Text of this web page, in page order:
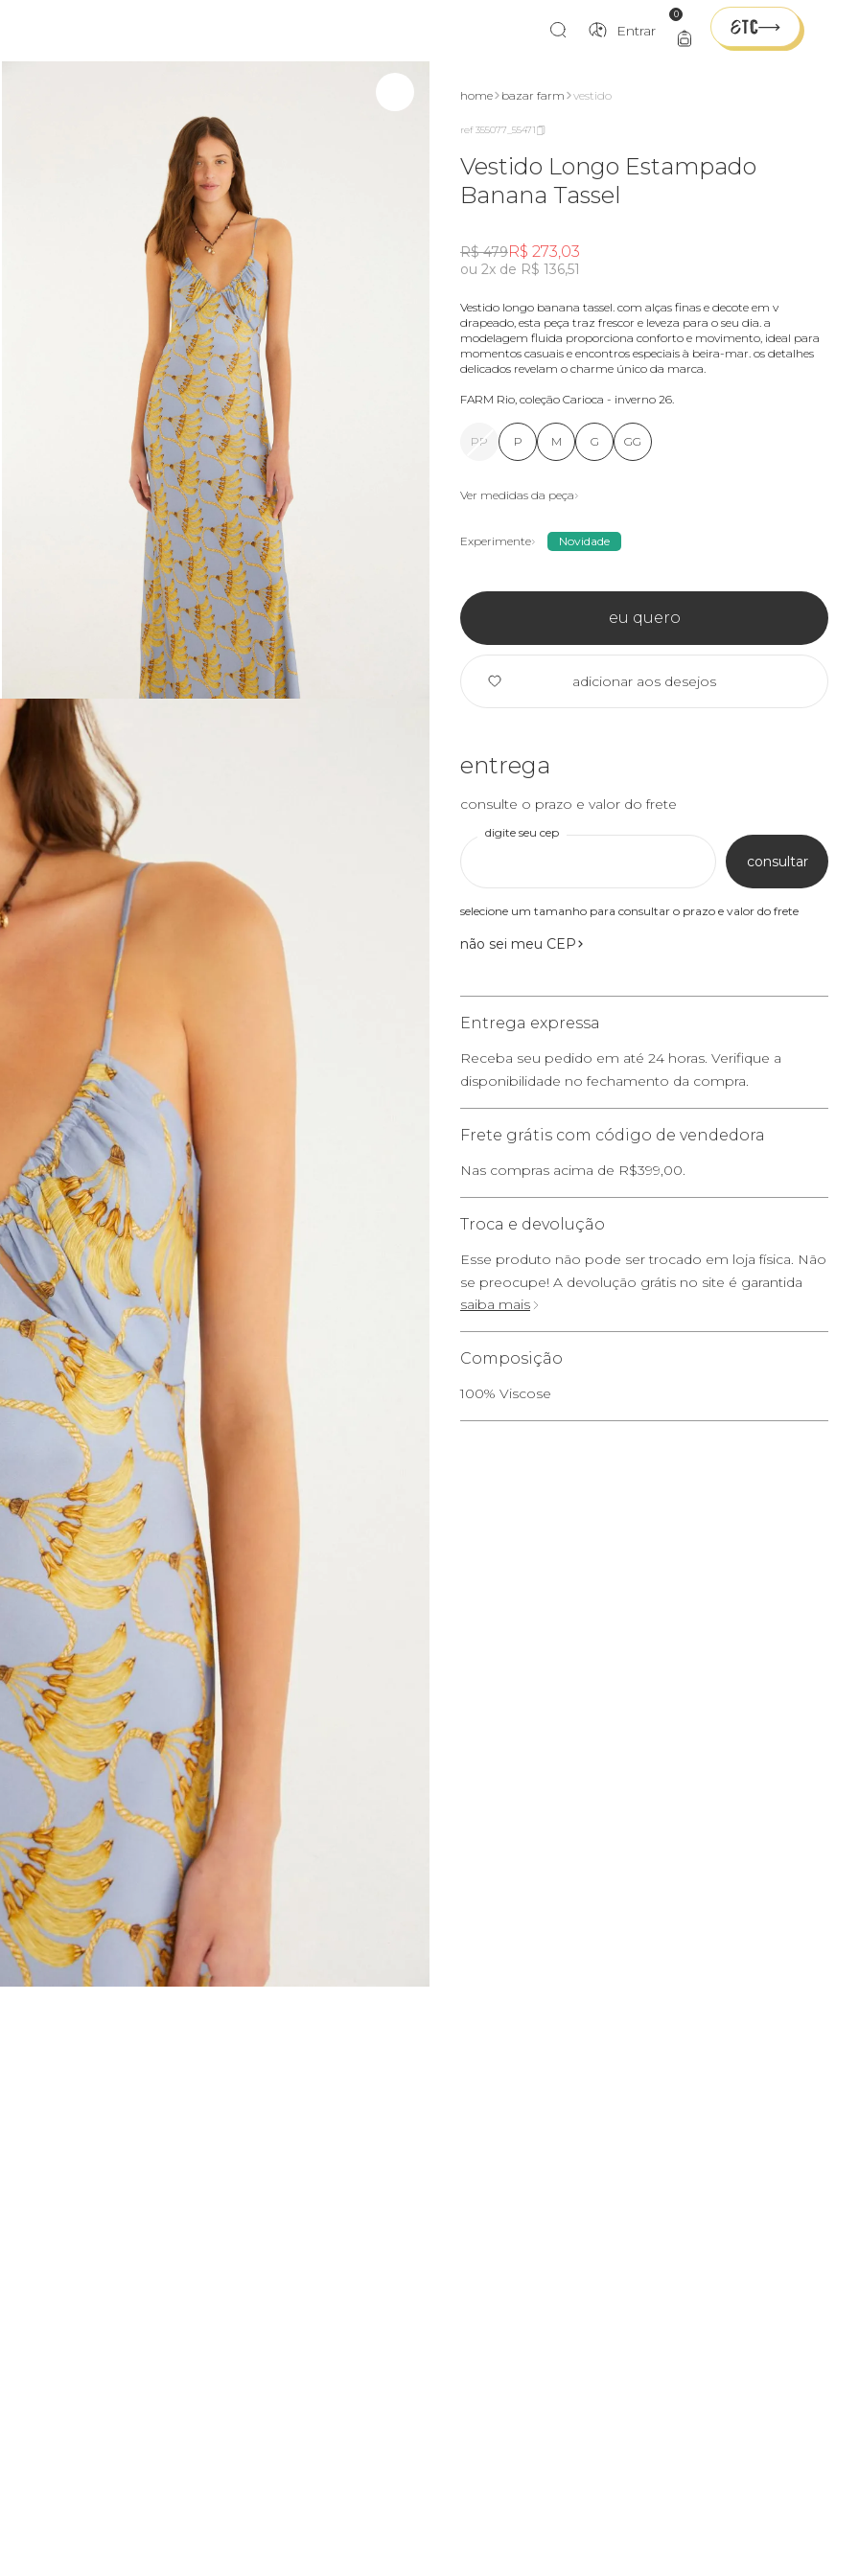
Entrar
0
Experimente home bazar farm vestido
ref 355077_55471
Vestido Longo Estampado
Banana Tassel
R$ 479R$ 273,03
ou 2x de R$ 136,51
vestido longo banana tassel. com alças finas e decote em v
drapeado, esta peça traz frescor e leveza para o seu dia. a
modelagem fluida proporciona conforto e movimento, ideal para
momentos casuais e encontros especiais à beira-mar. os detalhes
delicados revelam o charme único da marca.
FARM Rio, coleção Carioca - inverno 26.
PP P M G GG
Ver medidas da peça
Experimente Novidade
eu quero
adicionar aos desejos
entrega
consulte o prazo e valor do frete
digite seu cep
consultar
selecione um tamanho para consultar o prazo e valor do frete
não sei meu CEP
Entrega expressa
Receba seu pedido em até 24 horas. Verifique a
disponibilidade no fechamento da compra.
Frete grátis com código de vendedora
Nas compras acima de R$399,00.
Troca e devolução
Esse produto não pode ser trocado em loja física. Não
se preocupe! A devolução grátis no site é garantida
saiba mais
Composição
100% Viscose